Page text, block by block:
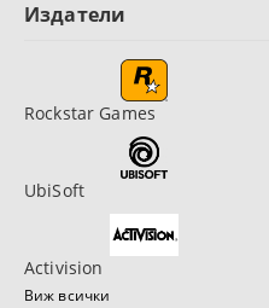
Издатели
Rockstar Games
UbiSoft
Activision
Виж всички